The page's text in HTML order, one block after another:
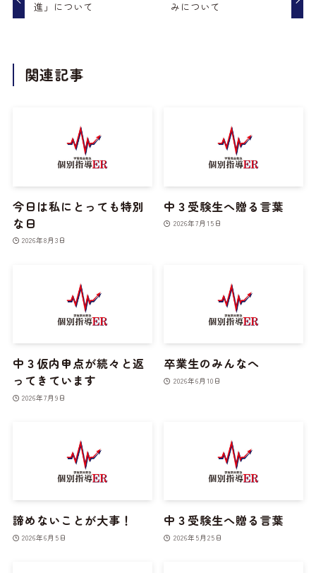
進」について
みについて
関連記事
今日は私にとっても特別
な日
2026年8月3日
中３受験生へ贈る言葉
2026年7月15日
中３仮内申点が続々と返
ってきています
2026年7月9日
卒業生のみんなへ
2026年6月10日
諦めないことが大事！
2026年6月5日
中３受験生へ贈る言葉
2026年5月25日